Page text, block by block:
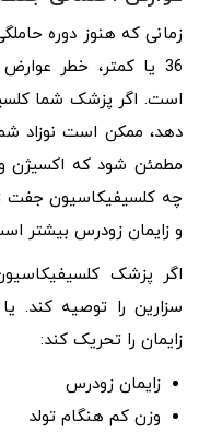
زمانی که هنوز دوره
36 یا کمتر، خطر
است. اگر پزشک شما
دهد، ممکن است نوزاد
مطمئن شود که اکسیژن
چه کلسیفیکاسیون جفت
و زایمان زودرس بیشتر
اگر پزشک
سزارین را توصیه
زایمان را تحریک کند:
زایمان زودرس
وزن کم هنگام تولد